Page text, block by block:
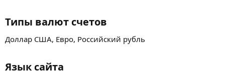
Типы валют счетов​
Доллар США, Евро, Российский рубль
Язык сайта​